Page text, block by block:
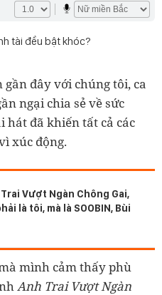
tài đều bật khóc?
đây với chúng tôi, ca
ngại chia sẻ về sức
hát đã khiến tất cả các
xúc động.
Vượt Ngàn Chông Gai,
là tôi, mà là SOOBIN, Bùi
mình cảm thấy phù
Anh Trai Vượt Ngàn